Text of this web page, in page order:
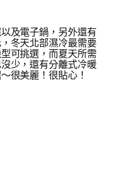
及電子鍋，另外還有
冬天北部濕冷最需要
可挑選，而夏天所需
少，還有分離式冷暖
很美麗！很貼心！